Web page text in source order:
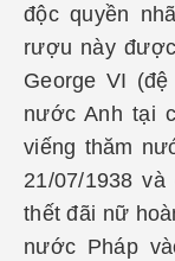
độc quyền
rượu này
George VI
nước Anh tại
viếng thăm
21/07/1938
thết đãi nữ
nước Pháp